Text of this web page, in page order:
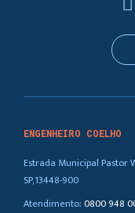
ENGENHEIRO COELHO
Estrada Municipal Pastor
SP, 13448-900
Atendimento:0800 948